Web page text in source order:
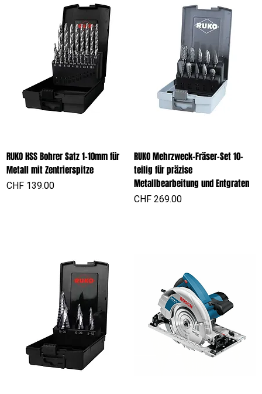
RUKO HSS Bohrer Satz 1-10mm für
Metall mit Zentrierspitze
Preis
CHF 139.00
RUKO Mehrzweck-Fräser-Set 10-
teilig für präzise
Metallbearbeitung und Entgraten
Preis
CHF 269.00